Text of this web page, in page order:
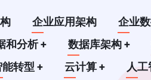
企业应用架构 企业
和分析+ 数据库架构+
能转型+ 云计算+ 人